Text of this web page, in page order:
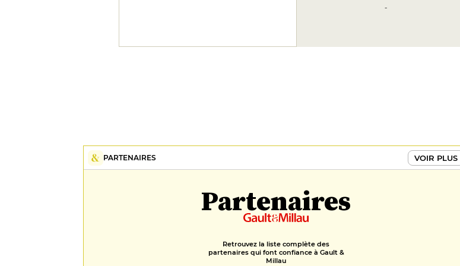
35 €
sablée, mousse mascarpone et
son sorbet
PARTENAIRES VOIR PLUS
Partenaires
Retrouvez la liste complète des
partenaires qui font confiance à Gault &
Millau